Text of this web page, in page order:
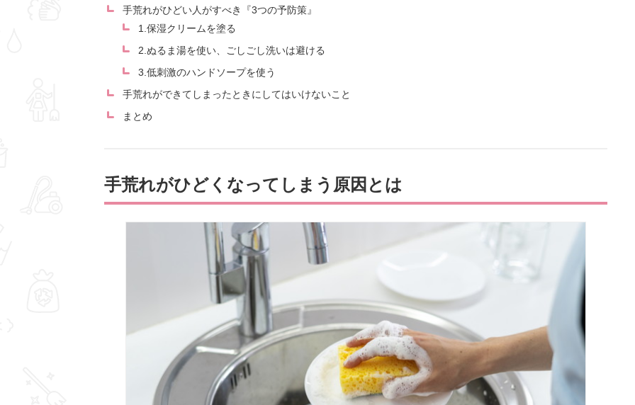
手荒れがひどい人がすべき『3つの予防策』
1.保湿クリームを塗る
2.ぬるま湯を使い、ごしごし洗いは避ける
3.低刺激のハンドソープを使う
手荒れができてしまったときにしてはいけないこと
まとめ
手荒れがひどくなってしまう原因とは